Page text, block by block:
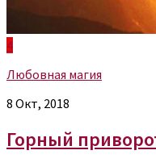
4
Любовная магия
8 Окт, 2018
Горный